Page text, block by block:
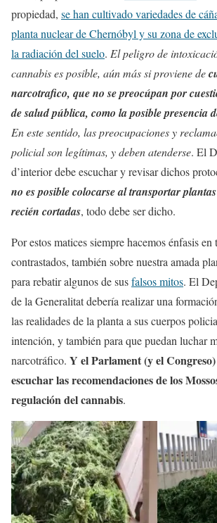
propiedad, se han cultivado variedades de
planta nuclear de Chernóbyl y su zona de
la radiación del suelo. El peligro de
cannabis es posible, aún más si proviene de
narcotrafico, que no se preocúpan por
de salud pública, como la posible presencia
En este sentido, las preocupaciones y
policial son legítimas, y deben atenderse. El
d’interior debe escuchar y revisar dichos
no es posible colocarse al transportar
recién cortadas, todo debe ser dicho.
Por estos matices siempre hacemos énfasis en
contrastados, también sobre nuestra amada
para rebatir algunos de susfalsos mitos. El
de la Generalitat debería realizar una
las realidades de la planta a sus cuerpos
intención, y también para que puedan luchar
narcotráfico. Y el Parlament (y el
escuchar las recomendaciones de los
regulación del cannabis.